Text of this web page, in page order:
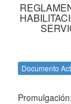
Documento